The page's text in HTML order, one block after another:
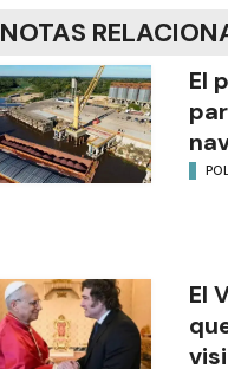
NOTAS
El
El